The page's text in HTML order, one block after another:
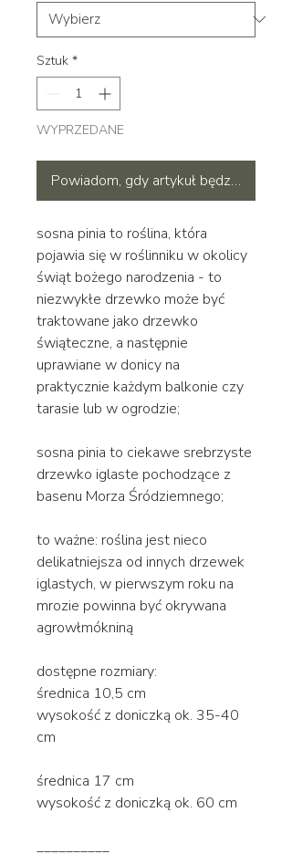
Sztuk *
WYPRZEDANE
Powiadom, gdy artykuł będzie
sosna pinia to roślina, która
pojawia się w roślinniku w okolicy
świąt bożego narodzenia - to
niezwykłe drzewko może być
traktowane jako drzewko
świąteczne, a następnie
uprawiane w donicy na
praktycznie każdym balkonie czy
tarasie lub w ogrodzie;
sosna pinia to ciekawe srebrzyste
drzewko iglaste pochodzące z
basenu Morza Śródziemnego;
to ważne: roślina jest nieco
delikatniejsza od innych drzewek
iglastych, w pierwszym roku na
mrozie powinna być okrywana
agrowłmókniną
dostępne rozmiary:
średnica 10,5 cm
wysokość z doniczką ok. 35-40
cm
średnica 17 cm
wysokość z doniczką ok. 60 cm
__________